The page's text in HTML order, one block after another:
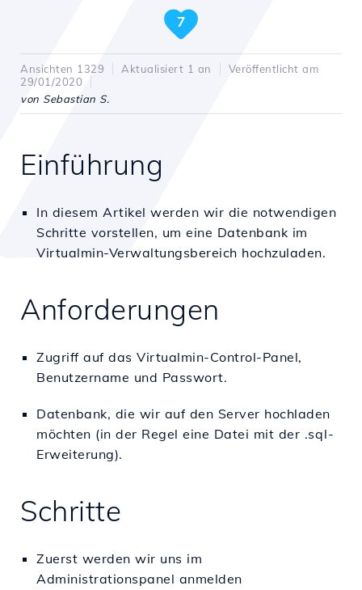
7
Ansichten 1329 Aktualisiert 1 an
Veröffentlicht am
29/01/2020
von Sebastian S.
Einführung
In diesem Artikel werden wir die notwendigen
Schritte vorstellen, um eine Datenbank im
Virtualmin-Verwaltungsbereich hochzuladen.
Anforderungen
Zugriff auf das Virtualmin-Control-Panel,
Benutzername und Passwort.
Datenbank, die wir auf den Server hochladen
möchten (in der Regel eine Datei mit der .sql-
Erweiterung).
Schritte
Zuerst werden wir uns im
Administrationspanel anmelden